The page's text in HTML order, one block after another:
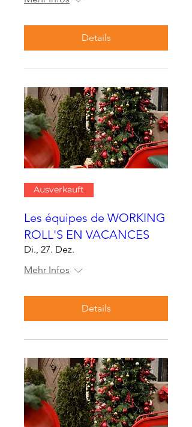
Details
Ausverkauft
Les équipes de WORKING
ROLL'S EN VACANCES
Di., 27. Dez.
Mehr Infos
Details